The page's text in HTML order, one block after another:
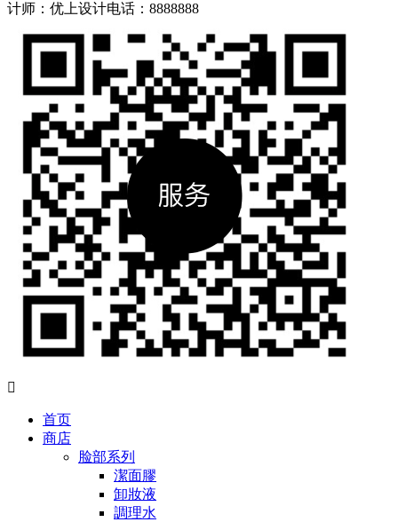
计师：优上设计电话：8888888

首页
商店
脸部系列
潔面膠
卸妝液
調理水